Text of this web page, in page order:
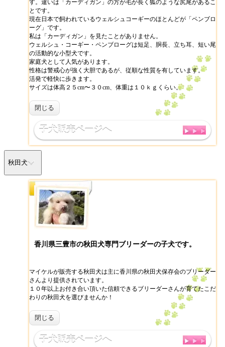
す。違いは「カーディガン」の方が毛が長く狐のような尻尾があるこ
とです。
現在日本で飼われているウェルシュコーギーのほとんどが「ペンブロ
ーグ」です。
私は「カーディガン」を見たことがありません。
ウェルシュ・コーギー・ペンブローグは短足、胴長、立ち耳、短い尾
の活動的な小型犬です。
家庭犬として人気があります。
性格は警戒心が強く大胆であるが、従順な性質を有しています。
活発で軽快に歩きます。
サイズは体高２５cm〜３０cm、体重は１０ｋｇくらい。
閉じる
子犬販売ページへ
秋田犬
香川県三豊市の秋田犬専門ブリーダーの子犬です。
マイケルが販売する秋田犬は主に香川県の秋田犬保存会のブリーダー
さんより提供されています。
１０年以上お付き合い頂いた信頼できるブリーダーさんが育てたこだ
わりの秋田犬を選びませんか！
閉じる
子犬販売ページへ